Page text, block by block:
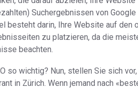
Suchergebnissen von
besteht darin, Ihre Website auf den
zu platzieren, da die
beachten.
so wichtig? Nun, stellen Sie sich
in Zürich. Wenn jemand nach